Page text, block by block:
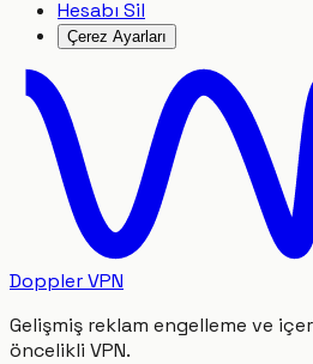
Hesabı Sil
Çerez Ayarları
Doppler VPN
Gelişmiş reklam engelleme ve
öncelikli VPN.